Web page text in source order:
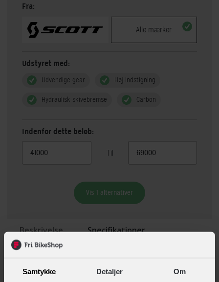
Samtykke Detaljer Om
Fra:
Alle mærker
Udstyret med:
Udvendige gear Høj indstigning
Hydraulisk skivebremse Carbon
Indenfor dette beløb:
Til
Vis 1 alternativer
Beskrivelse Specifikationer
Scott Addict RC Pro er en af de hurtigste racercykler på